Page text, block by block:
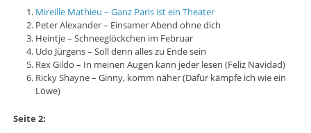
Mireille Mathieu – Ganz Paris ist ein Theater
Peter Alexander – Einsamer Abend ohne dich
Heintje – Schneeglöckchen im Februar
Udo Jürgens – Soll denn alles zu Ende sein
Rex Gildo – In meinen Augen kann jeder lesen (Feliz Navidad)
Ricky Shayne – Ginny, komm näher (Dafür kämpfe ich wie ein
Löwe)
Seite 2: